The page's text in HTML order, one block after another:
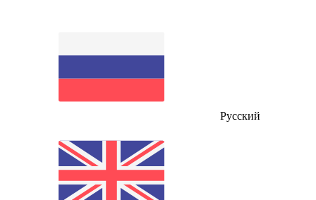
Русский